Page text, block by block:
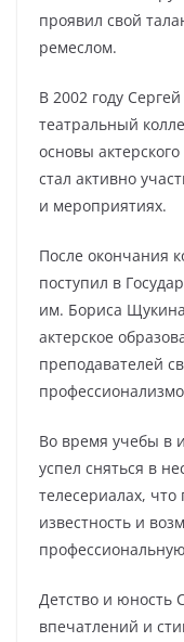
проявил свой
ремеслом.
В 2002 году
театральный
основы
стал активно
и мероприятиях.
После окончания
поступил в
им. Бориса
актерское
преподавателей
Во время учебы в
успел сняться в
телесериалах,
известность и
Детство и юность
впечатлений и